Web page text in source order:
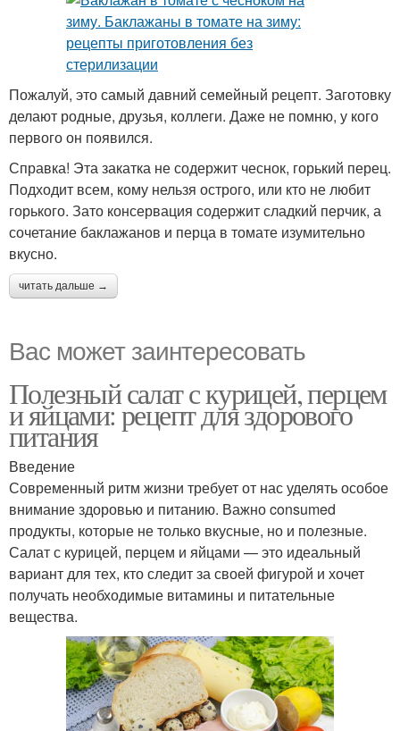
Пожалуй, это самый давний семейный рецепт. Заготовку
делают родные, друзья, коллеги. Даже не помню, у кого
первого он появился.
Справка! Эта закатка не содержит чеснок, горький перец.
Подходит всем, кому нельзя острого, или кто не любит
горького. Зато консервация содержит сладкий перчик, а
сочетание баклажанов и перца в томате изумительно
вкусно.
читать дальше →
Вас может заинтересовать
Полезный салат с курицей, перцем
и яйцами: рецепт для здорового
питания
Введение
Современный ритм жизни требует от нас уделять особое
внимание здоровью и питанию. Важно consumed
продукты, которые не только вкусные, но и полезные.
Салат с курицей, перцем и яйцами — это идеальный
вариант для тех, кто следит за своей фигурой и хочет
получать необходимые витамины и питательные
вещества.